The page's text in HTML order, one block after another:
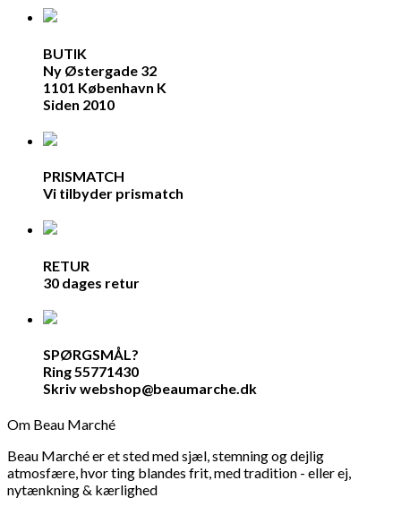
BUTIK
Ny Østergade 32
1101 København K
Siden 2010
PRISMATCH
Vi tilbyder prismatch
RETUR
30 dages retur
SPØRGSMÅL?
Ring 55771430
Skriv webshop@beaumarche.dk
Om Beau Marché
Beau Marché er et sted med sjæl, stemning og dejlig
atmosfære, hvor ting blandes frit, med tradition - eller ej,
nytænkning & kærlighed